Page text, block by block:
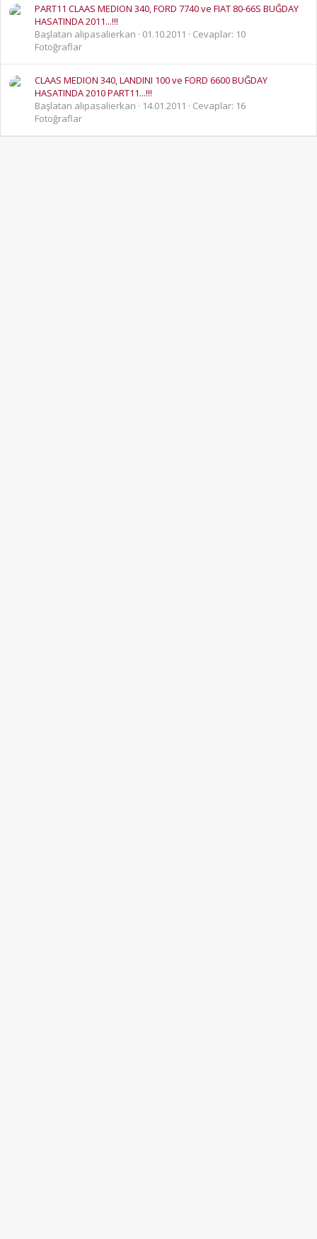
PART11 CLAAS MEDION 340, FORD 7740 ve FIAT 80-66S BUĞDAY
HASATINDA 2011...!!!
Başlatan alipasalierkan
01.10.2011
Cevaplar: 10
Fotoğraflar
CLAAS MEDION 340, LANDINI 100 ve FORD 6600 BUĞDAY
HASATINDA 2010 PART11...!!!
Başlatan alipasalierkan
14.01.2011
Cevaplar: 16
Fotoğraflar